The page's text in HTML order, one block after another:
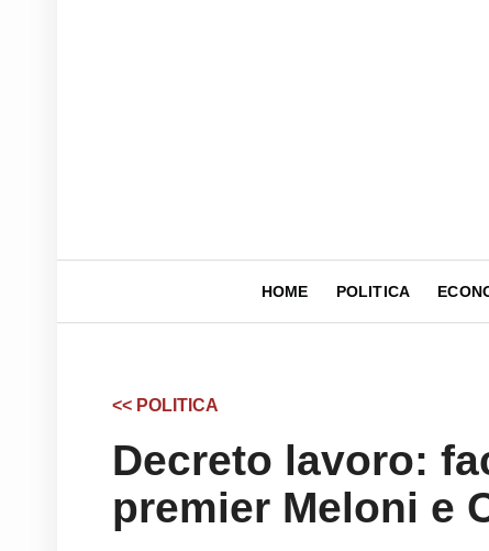
HOME POLITICA
<< POLITICA
Decreto lavoro:
premier Meloni e